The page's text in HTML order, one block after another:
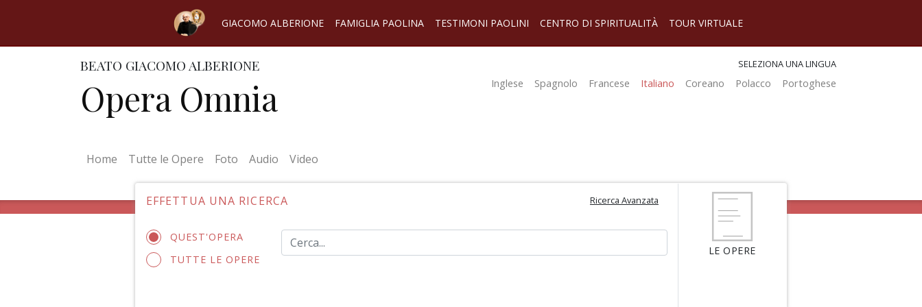
GIACOMO ALBERIONE FAMIGLIA PAOLINA TESTIMONI PAOLINI CENTRO DI SPIRITUALITÀ TOUR VIRTUALE
BEATO GIACOMO ALBERIONE
Opera Omnia
SELEZIONA UNA LINGUA
Inglese Spagnolo Francese Italiano Coreano Polacco Portoghese
Home (current)
Tutte le Opere Foto Audio Video
EFFETTUA UNA RICERCA Ricerca Avanzata
QUEST'OPERA
TUTTE LE OPERE
LE OPERE